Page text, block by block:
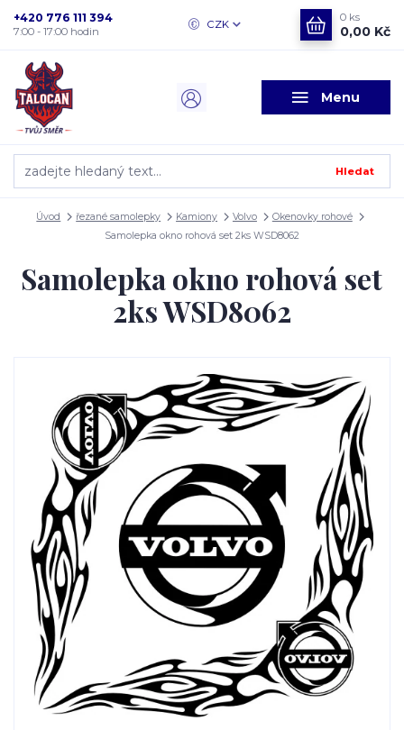
Menu
CZK
Hledat
+420 776 111 394
7:00 - 17:00 hodin
0 ks
0,00 Kč
Úvod řezané samolepky Kamiony Volvo
Okenovky rohové
Samolepka okno rohová set 2ks WSD8062
Samolepka okno rohová set
2ks WSD8062